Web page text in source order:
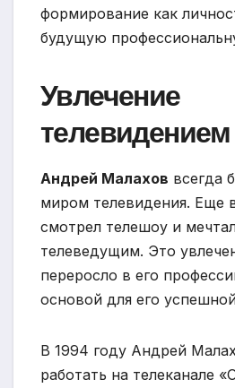
формирование как
будущую
Увлечение
телевидением
Андрей Малахов всегда
миром телевидения. Еще
смотрел телешоу и
телеведущим. Это
переросло в его
основой для его
В 1994 году Андрей
работать на телеканале